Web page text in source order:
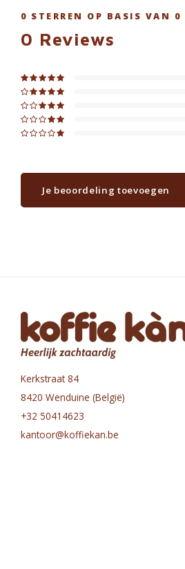
0 STERREN OP BASIS VAN 0
0 Reviews
Je beoordeling toevoegen
Kerkstraat 84
8420 Wenduine (België)
+32 50414623
kantoor@koffiekan.be